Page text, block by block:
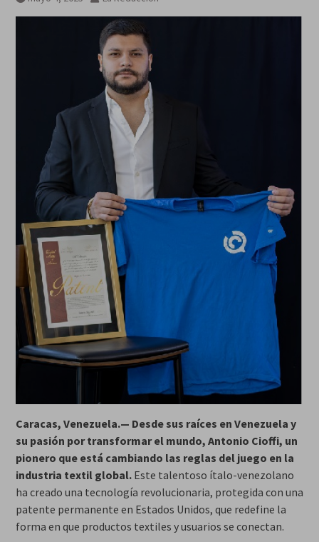
Caracas, Venezuela.— Desde sus raíces en Venezuela y
su pasión por transformar el mundo, Antonio Cioffi, un
pionero que está cambiando las reglas del juego en la
industria textil global. Este talentoso ítalo-venezolano
ha creado una tecnología revolucionaria, protegida con una
patente permanente en Estados Unidos, que redefine la
forma en que productos textiles y usuarios se conectan.